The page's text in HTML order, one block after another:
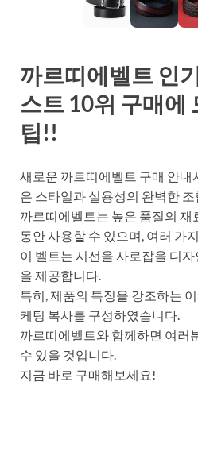
까르띠에벨트 인
스트 10위 구매에
팁!!
새로운 까르띠에벨트 구매 안내
은 스타일과 실용성의 완벽한
까르띠에벨트는 높은 품질의 재
동안 사용할 수 있으며, 여러 가
이 벨트는 시선을 사로잡을 디
을 제공합니다.
특히, 제품의 특징을 강조하는
케팅 복사를 구성하였습니다.
까르띠에벨트와 함께하면 여러
수 있을 것입니다.
지금 바로 구매해보세요!